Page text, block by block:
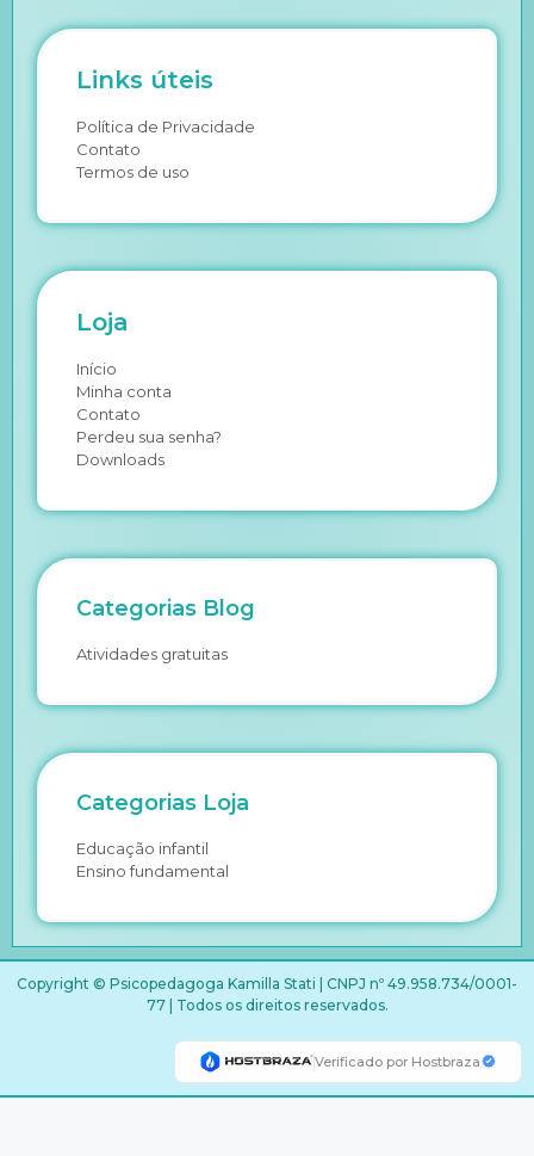
Links úteis
Política de Privacidade
Contato
Termos de uso
Loja
Início
Minha conta
Contato
Perdeu sua senha?
Downloads
Categorias Blog
Atividades gratuitas
Categorias Loja
Educação infantil
Ensino fundamental
Copyright © Psicopedagoga Kamilla Stati | CNPJ nº 49.958.734/0001-
77 | Todos os direitos reservados.